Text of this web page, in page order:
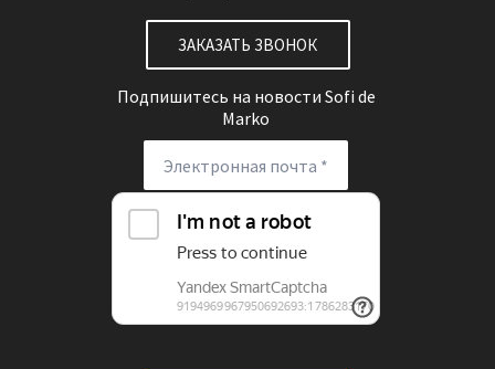
ЗАКАЗАТЬ ЗВОНОК
Подпишитесь на новости Sofi de
Marko